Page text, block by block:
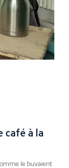
café à la
le buvaient